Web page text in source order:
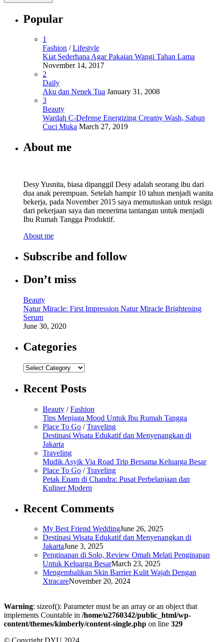
Popular
1
Fashion /Lifestyle
Kiat Sederhana Agar Pakaian Wangi Tahan Lama
November 14, 2017
2
Daily
Aku dan Nenek Tua January 31, 2008
3
Beauty
Wardah C-Defense Energizing Creamy Wash, Sabun
Cuci Muka March 27, 2019
About me
Desy Yusnita, biasa dipanggil Desy adalah seorang ibu dari
dua anak perempuan. Setelah hampir 10 tahun menjadi wanita
bekerja, pada November 2015 saya memutuskan untuk resign
dari pekerjaan saya dan menerima tantangan untuk menjadi
Ibu Rumah Tangga Produktif.
About me
Subscribe and follow
Don’t miss
Beauty
Natur Miracle: First Impression Natur Miracle Brightening
Serum
June 30, 2020
Categories
Categories
Recent Posts
Beauty /Fashion
Tips Menjaga Mood Untuk Ibu Rumah Tangga
Place To Go /Traveling
Destinasi Wisata Edukatif dan Menyenangkan di
Jakarta
Traveling
Mudik Asyik Via Road Trip Bersama Keluarga Besar
Place To Go /Traveling
Petak Enam di Chandra: Pusat Perbelanjaan dan
Kuliner Modern
Recent Comments
My Best Friend WeddingJune 26, 2025
Destinasi Wisata Edukatif dan Menyenangkan di
JakartaJune 3, 2025
Penginapan di Solo, Review Omah Melati Penginapan
Untuk Keluarga BesarMarch 23, 2025
Mengembalikan Skin Barrier Kulit Wajah Dengan
XtracareNovember 20, 2024
Warning: sizeof(): Parameter must be an array or an object that
implements Countable in /home/u2760342/public_html/wp-
content/themes/kimberly/content-single.php on line 329